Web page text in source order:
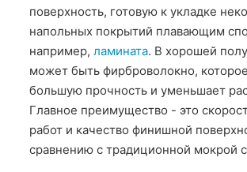
поверхность, готовую к укладке
напольных покрытий плавающим
например, ламината. В хорошей
может быть фирброволокно,
большую прочность и уменьшает
Главное преимущество - это
работ и качество финишной
сравнению с традиционной мокрой